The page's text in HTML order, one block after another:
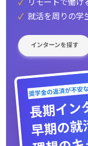
✓ 就活を周りの学
インターンを探す